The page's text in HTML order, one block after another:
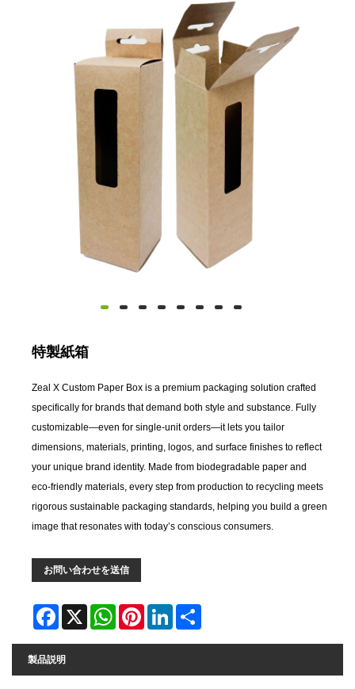
特製紙箱
Zeal X Custom Paper Box is a premium packaging solution crafted
specifically for brands that demand both style and substance. Fully
customizable—even for single‐unit orders—it lets you tailor
dimensions, materials, printing, logos, and surface finishes to reflect
your unique brand identity. Made from biodegradable paper and
eco‑friendly materials, every step from production to recycling meets
rigorous sustainable packaging standards, helping you build a green
image that resonates with today’s conscious consumers.
お問い合わせを送信
Facebook
X WhatsAppPinterestLinkedIn
製品説明